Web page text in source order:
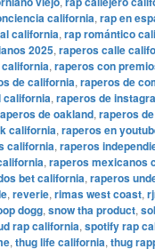
california, rap en
california, rap romántico
2025, raperos calle
, raperos con
de california, raperos de
california, raperos de
de oakland, raperos
california, raperos en
california, raperos
, raperos mexicanos
bet california, raperos
, reverie, rimas west coast,
dogg, snow tha product,
rap california, spotify rap
, thug life california, thug